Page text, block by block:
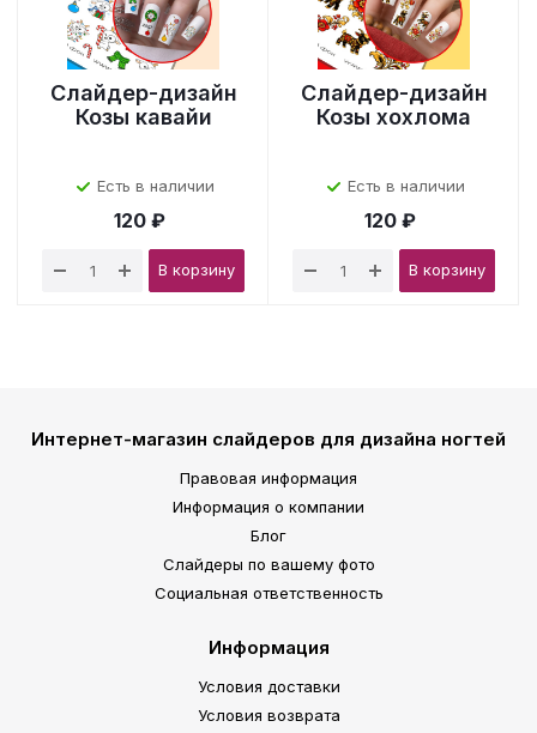
Слайдер-дизайн
Козы кавайи
Есть в наличии
120 ₽
В корзину
Слайдер-дизайн
Козы хохлома
Есть в наличии
120 ₽
В корзину
Интернет-магазин слайдеров для дизайна ногтей
Правовая информация
Информация о компании
Блог
Слайдеры по вашему фото
Социальная ответственность
Информация
Условия доставки
Условия возврата